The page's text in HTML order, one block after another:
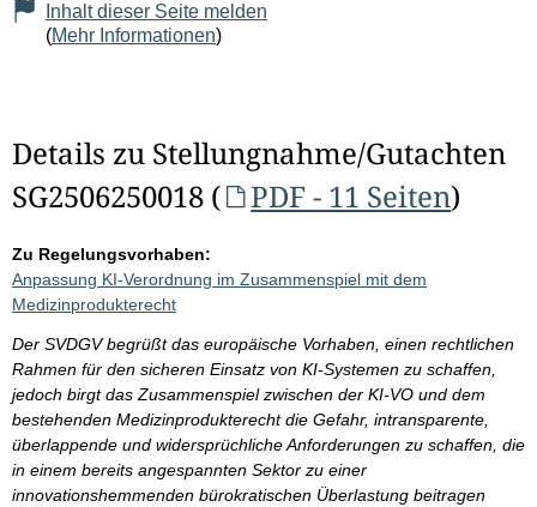
Inhalt dieser Seite melden
(Mehr Informationen)
Details zu Stellungnahme/Gutachten
SG2506250018 (
PDF - 11 Seiten)
Zu Regelungsvorhaben:
Anpassung KI-Verordnung im Zusammenspiel mit dem
Medizinprodukterecht
Der SVDGV begrüßt das europäische Vorhaben, einen rechtlichen
Rahmen für den sicheren Einsatz von KI-Systemen zu schaffen,
jedoch birgt das Zusammenspiel zwischen der KI-VO und dem
bestehenden Medizinprodukterecht die Gefahr, intransparente,
überlappende und widersprüchliche Anforderungen zu schaffen, die
in einem bereits angespannten Sektor zu einer
innovationshemmenden bürokratischen Überlastung beitragen